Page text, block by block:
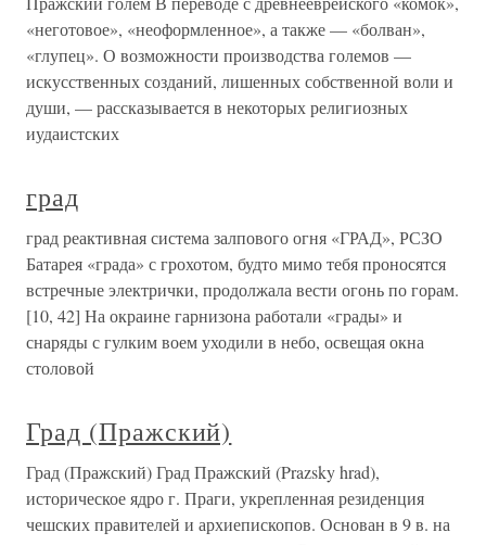
«неготовое», «неоформленное», а также — «болван»,
«глупец». О возможности производства големов —
искусственных созданий, лишенных собственной воли и
души, — рассказывается в некоторых религиозных
иудаистских
град
град реактивная система залпового огня «ГРАД», РСЗО
Батарея «града» с грохотом, будто мимо тебя проносятся
встречные электрички, продолжала вести огонь по горам.
[10, 42] На окраине гарнизона работали «грады» и
снаряды с гулким воем уходили в небо, освещая окна
столовой
Град (Пражский)
Град (Пражский) Град Пражский (Prazsky hrad),
историческое ядро г. Праги, укрепленная резиденция
чешских правителей и архиепископов. Основан в 9 в. на